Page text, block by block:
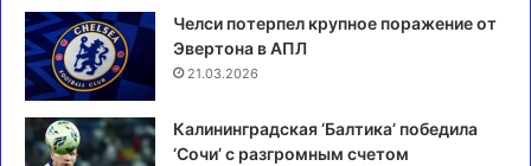
Челси потерпел крупное поражение от
Эвертона в АПЛ
21.03.2026
Калининградская ‘Балтика’ победила
‘Сочи’ с разгромным счетом